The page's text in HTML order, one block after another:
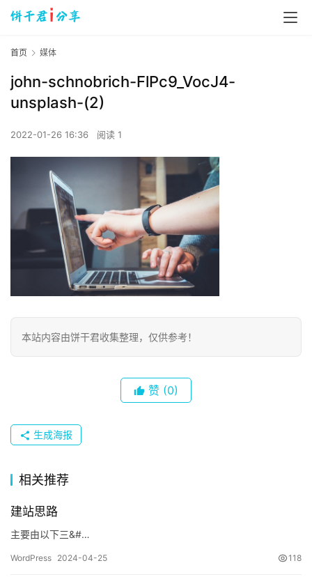
首
页
数
字
首页 媒体
john-schnobrich-FlPc9_VocJ4-
unsplash-(2)
2022-01-26 16:36 阅读 1
本站内容由饼干君收集整理，仅供参考！
赞 (0)
生成海报
相关推荐
建站思路
主要由以下三&#…
WordPress 2024-04-25 118